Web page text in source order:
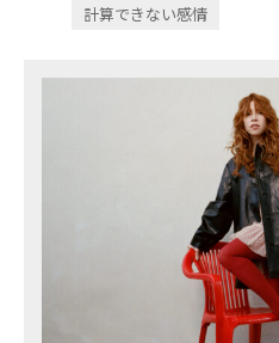
計算できない感情